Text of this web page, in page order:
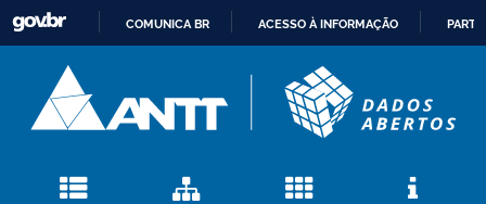
CONTEÚDO
COMUNICA BR ACESSO À INFORMAÇÃO